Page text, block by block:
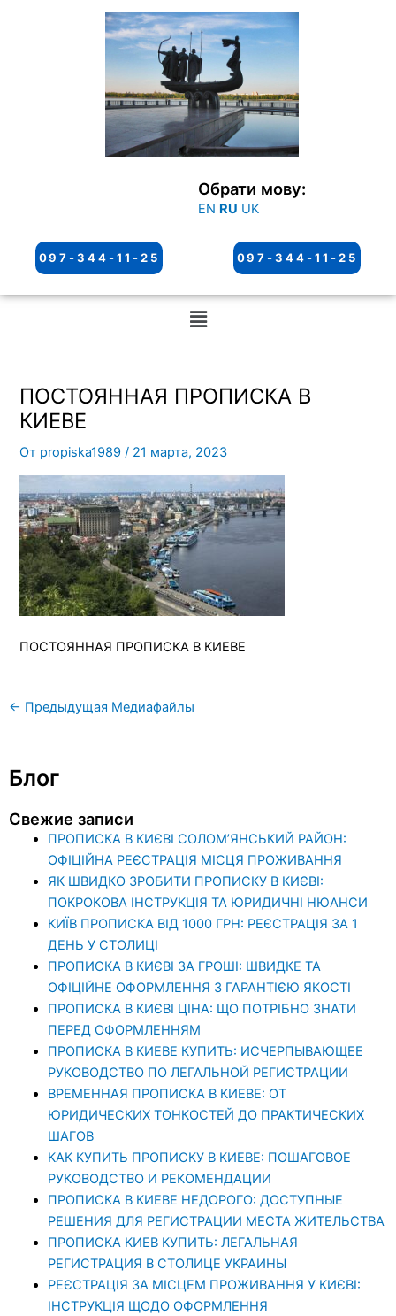
Обрати мову:
EN RU UK
097-344-11-25 097-344-11-25
Меню
ПОСТОЯННАЯ ПРОПИСКА В
КИЕВЕ
От propiska1989/ 21 марта, 2023
ПОСТОЯННАЯ ПРОПИСКА В КИЕВЕ
← Предыдущая Медиафайлы
Блог
Свежие записи
ПРОПИСКА В КИЄВІ СОЛОМ’ЯНСЬКИЙ РАЙОН:
ОФІЦІЙНА РЕЄСТРАЦІЯ МІСЦЯ ПРОЖИВАННЯ
ЯК ШВИДКО ЗРОБИТИ ПРОПИСКУ В КИЄВІ:
ПОКРОКОВА ІНСТРУКЦІЯ ТА ЮРИДИЧНІ НЮАНСИ
КИЇВ ПРОПИСКА ВІД 1000 ГРН: РЕЄСТРАЦІЯ ЗА 1
ДЕНЬ У СТОЛИЦІ
ПРОПИСКА В КИЄВІ ЗА ГРОШІ: ШВИДКЕ ТА
ОФІЦІЙНЕ ОФОРМЛЕННЯ З ГАРАНТІЄЮ ЯКОСТІ
ПРОПИСКА В КИЄВІ ЦІНА: ЩО ПОТРІБНО ЗНАТИ
ПЕРЕД ОФОРМЛЕННЯМ
ПРОПИСКА В КИЕВЕ КУПИТЬ: ИСЧЕРПЫВАЮЩЕЕ
РУКОВОДСТВО ПО ЛЕГАЛЬНОЙ РЕГИСТРАЦИИ
ВРЕМЕННАЯ ПРОПИСКА В КИЕВЕ: ОТ
ЮРИДИЧЕСКИХ ТОНКОСТЕЙ ДО ПРАКТИЧЕСКИХ
ШАГОВ
КАК КУПИТЬ ПРОПИСКУ В КИЕВЕ: ПОШАГОВОЕ
РУКОВОДСТВО И РЕКОМЕНДАЦИИ
ПРОПИСКА В КИЕВЕ НЕДОРОГО: ДОСТУПНЫЕ
РЕШЕНИЯ ДЛЯ РЕГИСТРАЦИИ МЕСТА ЖИТЕЛЬСТВА
ПРОПИСКА КИЕВ КУПИТЬ: ЛЕГАЛЬНАЯ
РЕГИСТРАЦИЯ В СТОЛИЦЕ УКРАИНЫ
РЕЄСТРАЦІЯ ЗА МІСЦЕМ ПРОЖИВАННЯ У КИЄВІ:
ІНСТРУКЦІЯ ЩОДО ОФОРМЛЕННЯ